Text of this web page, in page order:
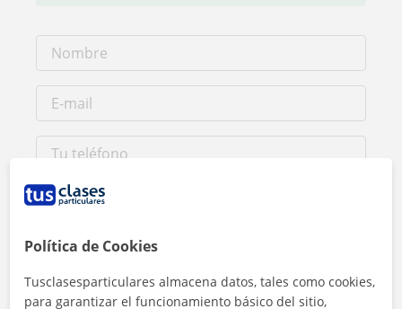
Al hacer clic, aceptas nuestroaviso legaly deprivacidad
Política de Cookies
Tusclasesparticulares almacena datos, tales como cookies,
para garantizar el funcionamiento básico del sitio,